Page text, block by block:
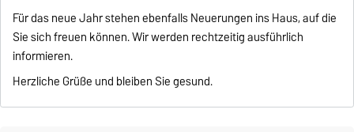
Für das neue Jahr stehen ebenfalls Neuerungen ins Haus, auf die
Sie sich freuen können. Wir werden rechtzeitig ausführlich
informieren.
Herzliche Grüße und bleiben Sie gesund.